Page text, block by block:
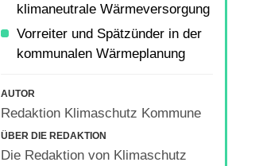
klimaneutrale Wärmeversorgung
Vorreiter und Spätzünder in der
kommunalen Wärmeplanung
AUTOR
Redaktion Klimaschutz Kommune
ÜBER DIE REDAKTION
Die Redaktion von Klimaschutz